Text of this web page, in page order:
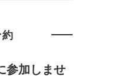
参加しませ